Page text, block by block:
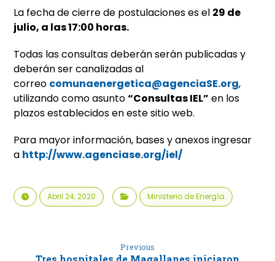
La fecha de cierre de postulaciones es el 29 de
julio, a las 17:00 horas.
Todas las consultas deberán serán publicadas y
deberán ser canalizadas al
correo comunaenergetica@agenciaSE.org,
utilizando como asunto“Consultas IEL” en los
plazos establecidos en este sitio web.
Para mayor información, bases y anexos ingresar
a http://www.agenciase.org/iel/
Abril 24, 2020 Ministerio de Energía
Previous